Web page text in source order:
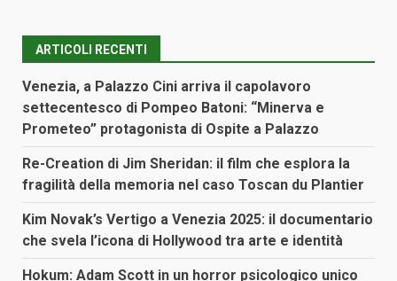
ARTICOLI RECENTI
Venezia, a Palazzo Cini arriva il capolavoro
settecentesco di Pompeo Batoni: “Minerva e
Prometeo” protagonista di Ospite a Palazzo
Re-Creation di Jim Sheridan: il film che esplora la
fragilità della memoria nel caso Toscan du Plantier
Kim Novak’s Vertigo a Venezia 2025: il documentario
che svela l’icona di Hollywood tra arte e identità
Hokum: Adam Scott in un horror psicologico unico